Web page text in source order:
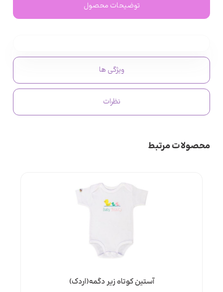
توضیحات محصول
ویژگی ها
نظرات
محصولات مرتبط
آستین کوتاه زیر دگمه(اردک)